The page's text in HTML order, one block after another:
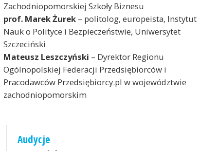
Zachodniopomorskiej Szkoły Biznesu
prof. Marek Żurek– politolog, europeista, Instytut
Nauk o Polityce i Bezpieczeństwie, Uniwersytet
Szczeciński
Mateusz Leszczyński – Dyrektor Regionu
Ogólnopolskiej Federacji Przedsiębiorców i
Pracodawców Przedsiębiorcy.pl w województwie
zachodniopomorskim
Audycje